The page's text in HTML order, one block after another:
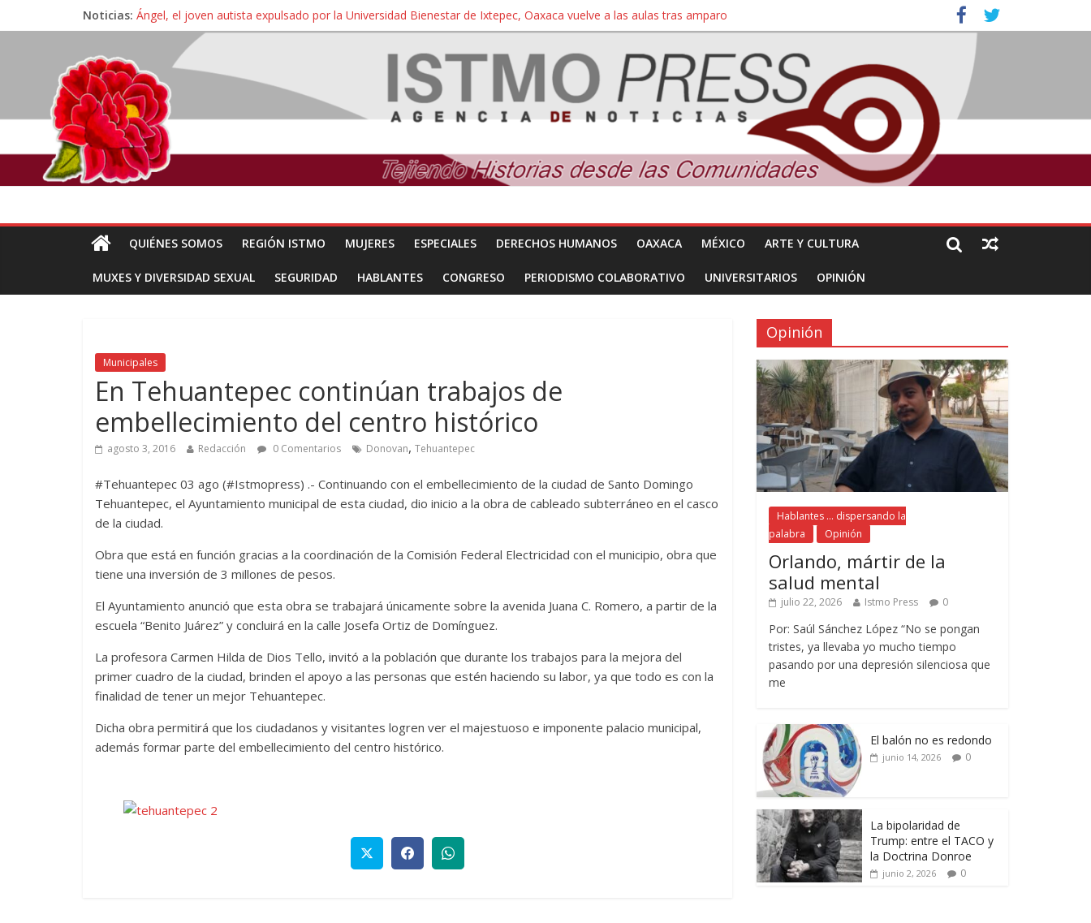
Noticias: Ángel, el joven autista expulsado por la Universidad Bienestar de Ixtepec, Oaxaca vuelve a las aulas tras amparo
Familiares de periodista Alejandro Leyva se reúnen con titular de la SEGOB y exigen detener a los autores materiales e intelectuales de su asesinato
Alertan pescadores de Juchitán, Oaxaca de nuevo despojo de su territorio para construir un parque eólico
Pescadores y comuneros ikoots detienen la extracción ilegal de material pétreo de gravera Oyamel
Un nuevo derrame de hidrocarburo afecta a Salina Cruz, Oaxaca; ahora pescadores de Salinas del Marqués denuncian daños de Pemex
QUIÉNES SOMOS REGIÓN ISTMO MUJERES ESPECIALES DERECHOS HUMANOS OAXACA MÉXICO ARTE Y CULTURA
MUXES Y DIVERSIDAD SEXUAL SEGURIDAD HABLANTES CONGRESO PERIODISMO COLABORATIVO UNIVERSITARIOS OPINIÓN
Municipales
En Tehuantepec continúan trabajos de
embellecimiento del centro histórico
agosto 3, 2016 Redacción 0 Comentarios Donovan, Tehuantepec
#Tehuantepec 03 ago (#Istmopress) .- Continuando con el embellecimiento de la ciudad de Santo Domingo
Tehuantepec, el Ayuntamiento municipal de esta ciudad, dio inicio a la obra de cableado subterráneo en el casco
de la ciudad.
Obra que está en función gracias a la coordinación de la Comisión Federal Electricidad con el municipio, obra que
tiene una inversión de 3 millones de pesos.
El Ayuntamiento anunció que esta obra se trabajará únicamente sobre la avenida Juana C. Romero, a partir de la
escuela “Benito Juárez” y concluirá en la calle Josefa Ortiz de Domínguez.
La profesora Carmen Hilda de Dios Tello, invitó a la población que durante los trabajos para la mejora del
primer cuadro de la ciudad, brinden el apoyo a las personas que estén haciendo su labor, ya que todo es con la
finalidad de tener un mejor Tehuantepec.
Dicha obra permitirá que los ciudadanos y visitantes logren ver el majestuoso e imponente palacio municipal,
además formar parte del embellecimiento del centro histórico.
Opinión
Hablantes ... dispersando la
palabra
Opinión
Orlando, mártir de la
salud mental
julio 22, 2026 Istmo Press 0
Por: Saúl Sánchez López “No se pongan
tristes, ya llevaba yo mucho tiempo
pasando por una depresión silenciosa que
me
El balón no es redondo
junio 14, 2026 0
La bipolaridad de
Trump: entre el TACO y
la Doctrina Donroe
junio 2, 2026 0